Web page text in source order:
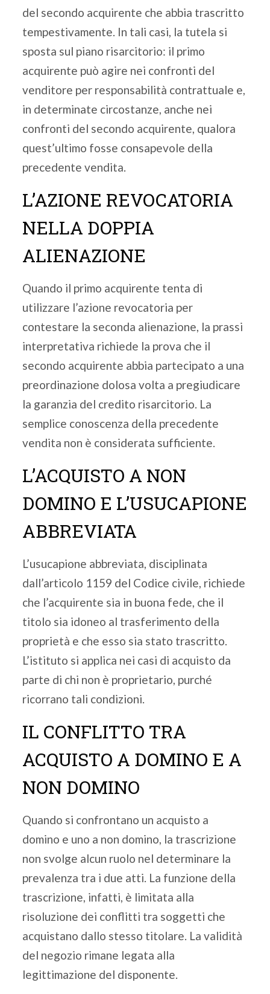
del secondo acquirente che abbia trascritto
tempestivamente. In tali casi, la tutela si
sposta sul piano risarcitorio: il primo
acquirente può agire nei confronti del
venditore per responsabilità contrattuale e,
in determinate circostanze, anche nei
confronti del secondo acquirente, qualora
quest’ultimo fosse consapevole della
precedente vendita.
L’AZIONE REVOCATORIA
NELLA DOPPIA
ALIENAZIONE
Quando il primo acquirente tenta di
utilizzare l’azione revocatoria per
contestare la seconda alienazione, la prassi
interpretativa richiede la prova che il
secondo acquirente abbia partecipato a una
preordinazione dolosa volta a pregiudicare
la garanzia del credito risarcitorio. La
semplice conoscenza della precedente
vendita non è considerata sufficiente.
L’ACQUISTO A NON
DOMINO E L’USUCAPIONE
ABBREVIATA
L’usucapione abbreviata, disciplinata
dall’articolo 1159 del Codice civile, richiede
che l’acquirente sia in buona fede, che il
titolo sia idoneo al trasferimento della
proprietà e che esso sia stato trascritto.
L’istituto si applica nei casi di acquisto da
parte di chi non è proprietario, purché
ricorrano tali condizioni.
IL CONFLITTO TRA
ACQUISTO A DOMINO E A
NON DOMINO
Quando si confrontano un acquisto a
domino e uno a non domino, la trascrizione
non svolge alcun ruolo nel determinare la
prevalenza tra i due atti. La funzione della
trascrizione, infatti, è limitata alla
risoluzione dei conflitti tra soggetti che
acquistano dallo stesso titolare. La validità
del negozio rimane legata alla
legittimazione del disponente.